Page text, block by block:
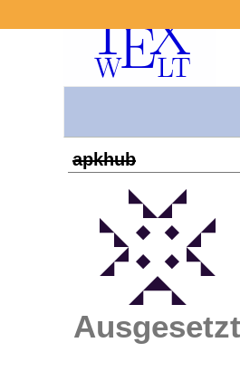
apkhub
Ausgesetzt